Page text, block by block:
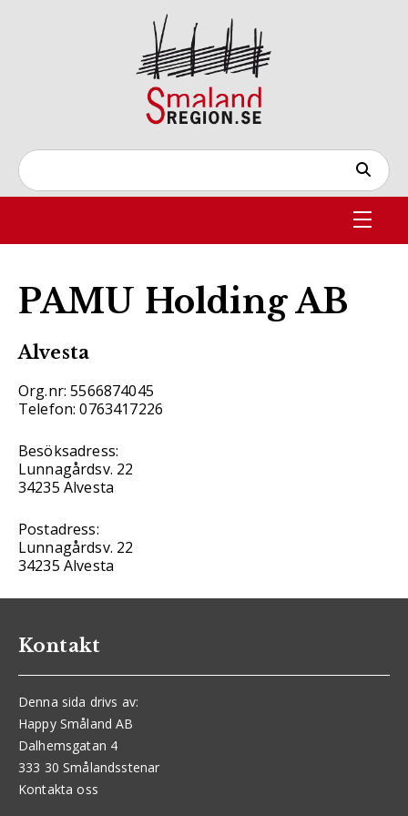
PAMU Holding AB
Alvesta
Org.nr: 5566874045
Telefon: 0763417226
Besöksadress:
Lunnagårdsv. 22
34235 Alvesta
Postadress:
Lunnagårdsv. 22
34235 Alvesta
Kontakt
Denna sida drivs av:
Happy Småland AB
Dalhemsgatan 4
333 30 Smålandsstenar
Kontakta oss